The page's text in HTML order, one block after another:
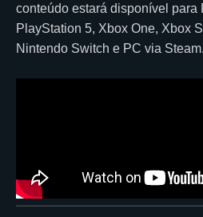
conteúdo estará disponível para
PlayStation 5, Xbox One, Xbox
Nintendo Switch e PC via Steam.